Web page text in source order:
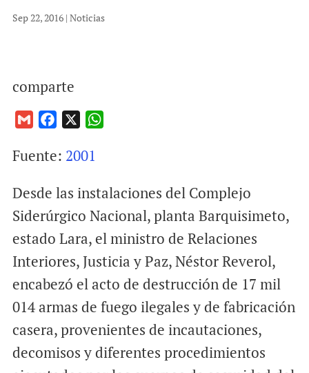
Sep 22, 2016| Noticias
comparte
a
l
c
b
o
k
s
p
Fuente: 2001
Desde las instalaciones del Complejo
Siderúrgico Nacional, planta Barquisimeto,
estado Lara, el ministro de Relaciones
Interiores, Justicia y Paz, Néstor Reverol,
encabezó el acto de destrucción de 17 mil
014 armas de fuego ilegales y de fabricación
casera, provenientes de incautaciones,
decomisos y diferentes procedimientos